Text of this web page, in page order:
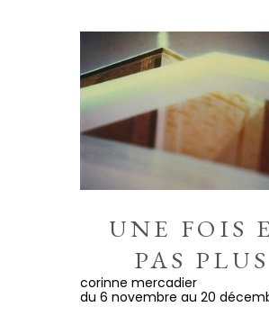
UNE FOIS
PAS PLUS
corinne mercadier
du 6 novembre au 20